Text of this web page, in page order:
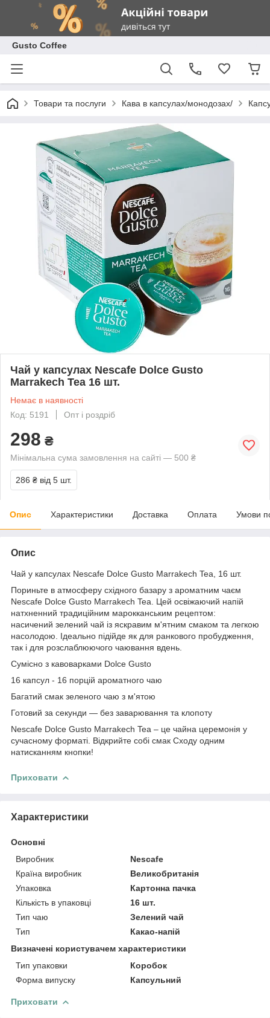
Gusto Coffee
Товари та послуги Кава в капсулах/монодозах/
Чай у капсулах Nescafe Dolce Gusto
Marrakech Tea 16 шт.
Немає в наявності
Код: 5191
Опт і роздріб
298 ₴
Мінімальна сума замовлення на сайті — 500 ₴
286 ₴ від 5 шт.
Опис Характеристики Доставка Оплата Умови
Опис
Чай у капсулах Nescafe Dolce Gusto Marrakech Tea, 16 шт.
Пориньте в атмосферу східного базару з ароматним чаєм
Nescafe Dolce Gusto Marrakech Tea. Цей освіжаючий напій
натхненний традиційним марокканським рецептом:
насичений зелений чай із яскравим м'ятним смаком та легкою
насолодою. Ідеально підійде як для ранкового пробудження,
так і для розслаблюючого чаювання вдень.
Сумісно з кавоварками Dolce Gusto
16 капсул - 16 порцій ароматного чаю
Багатий смак зеленого чаю з м'ятою
Готовий за секунди — без заварювання та клопоту
Nescafe Dolce Gusto Marrakech Tea – це чайна церемонія у
сучасному форматі. Відкрийте собі смак Сходу одним
натисканням кнопки!
Приховати
Характеристики
Основні
Виробник
Nescafe
Країна виробник
Великобританія
Упаковка
Картонна пачка
Кількість в упаковці
16 шт.
Тип чаю
Зелений чай
Тип
Какао-напій
Визначені користувачем характеристики
Тип упаковки
Коробок
Форма випуску
Капсульний
Приховати